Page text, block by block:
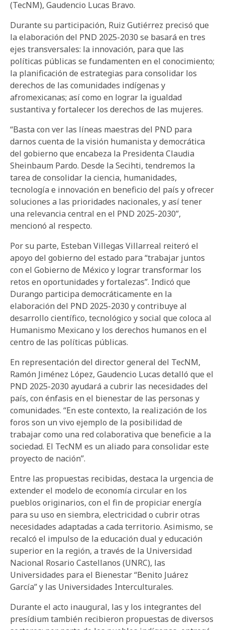
(TecNM), Gaudencio Lucas Bravo.
Durante su participación, Ruiz Gutiérrez precisó que
la elaboración del PND 2025-2030 se basará en tres
ejes transversales: la innovación, para que las
políticas públicas se fundamenten en el conocimiento;
la planificación de estrategias para consolidar los
derechos de las comunidades indígenas y
afromexicanas; así como en lograr la igualdad
sustantiva y fortalecer los derechos de las mujeres.
“Basta con ver las líneas maestras del PND para
darnos cuenta de la visión humanista y democrática
del gobierno que encabeza la Presidenta Claudia
Sheinbaum Pardo. Desde la Secihti, tendremos la
tarea de consolidar la ciencia, humanidades,
tecnología e innovación en beneficio del país y ofrecer
soluciones a las prioridades nacionales, y así tener
una relevancia central en el PND 2025-2030”,
mencionó al respecto.
Por su parte, Esteban Villegas Villarreal reiteró el
apoyo del gobierno del estado para “trabajar juntos
con el Gobierno de México y lograr transformar los
retos en oportunidades y fortalezas”. Indicó que
Durango participa democráticamente en la
elaboración del PND 2025-2030 y contribuye al
desarrollo científico, tecnológico y social que coloca al
Humanismo Mexicano y los derechos humanos en el
centro de las políticas públicas.
En representación del director general del TecNM,
Ramón Jiménez López, Gaudencio Lucas detalló que el
PND 2025-2030 ayudará a cubrir las necesidades del
país, con énfasis en el bienestar de las personas y
comunidades. “En este contexto, la realización de los
foros son un vivo ejemplo de la posibilidad de
trabajar como una red colaborativa que beneficie a la
sociedad. El TecNM es un aliado para consolidar este
proyecto de nación”.
Entre las propuestas recibidas, destaca la urgencia de
extender el modelo de economía circular en los
pueblos originarios, con el fin de propiciar energía
para su uso en siembra, electricidad o cubrir otras
necesidades adaptadas a cada territorio. Asimismo, se
recalcó el impulso de la educación dual y educación
superior en la región, a través de la Universidad
Nacional Rosario Castellanos (UNRC), las
Universidades para el Bienestar “Benito Juárez
García” y las Universidades Interculturales.
Durante el acto inaugural, las y los integrantes del
presídium también recibieron propuestas de diversos